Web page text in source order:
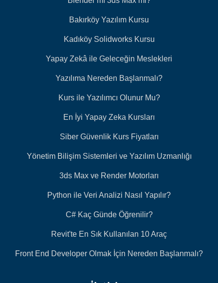
Bakırköy Yazılım Kursu
Kadıköy Solidworks Kursu
Yapay Zekâ ile Geleceğin Meslekleri
Yazılıma Nereden Başlanmalı?
Kurs ile Yazılımcı Olunur Mu?
En İyi Yapay Zeka Kursları
Siber Güvenlik Kurs Fiyatları
Yönetim Bilişim Sistemleri ve Yazılım Uzmanlığı
3ds Max ve Render Motorları
Python ile Veri Analizi Nasıl Yapılır?
C# Kaç Günde Öğrenilir?
Revit'te En Sık Kullanılan 10 Araç
Front End Developer Olmak İçin Nereden Başlanmalı?